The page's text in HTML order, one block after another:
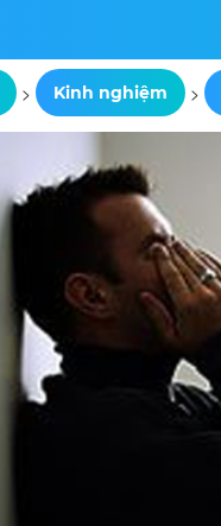
> Kinh nghiệm >